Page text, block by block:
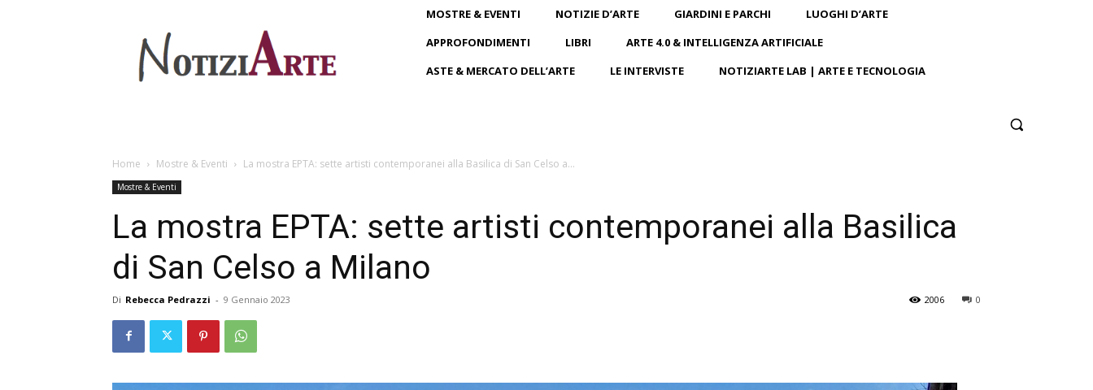
MOSTRE & EVENTI NOTIZIE D’ARTE GIARDINI E PARCHI
LUOGHI D’ARTE
APPROFONDIMENTI
LIBRI
ARTE 4.0 & INTELLIGENZA ARTIFICIALE
ASTE & MERCATO DELL’ARTE
LE INTERVISTE NOTIZIARTE LAB | ARTE E TECNOLOGIA
Home Mostre & Eventi La mostra EPTA: sette artisti contemporanei alla Basilica di San Celso a...
Mostre & Eventi
La mostra EPTA: sette artisti contemporanei alla Basilica
di San Celso a Milano
Di Rebecca Pedrazzi - 9 Gennaio 2023 0
2006